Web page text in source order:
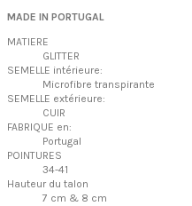
MADE IN PORTUGAL
MATIERE
GLITTER
SEMELLE intérieure:
Microfibre transpirante
SEMELLE extérieure:
CUIR
FABRIQUE en:
Portugal
POINTURES
34-41
Hauteur du talon
7 cm & 8 cm